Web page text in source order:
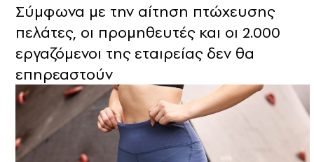
Σύμφωνα με την αίτηση πτώχευσης
πελάτες, οι προμηθευτές και οι 2.000
εργαζόμενοι της εταιρείας δεν θα
επηρεαστούν